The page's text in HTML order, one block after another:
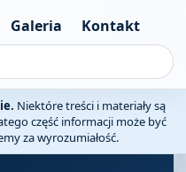
Galeria Kontakt
Niektóre treści i materiały są
część informacji może być
za wyrozumiałość.